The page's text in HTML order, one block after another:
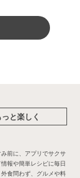
と楽しく
前に、アプリでサクサ
報や簡単レシピに毎日
食問わず、グルメや料